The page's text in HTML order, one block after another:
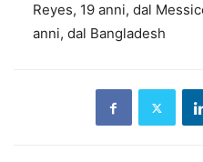
Reyes, 19 anni, dal
anni, dal Bangladesh